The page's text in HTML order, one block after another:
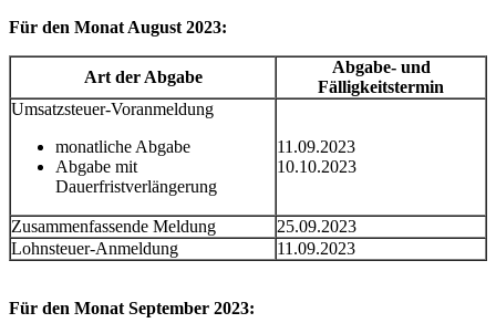
Für den Monat August 2023:
Art der Abgabe
Abgabe- und
Fälligkeitstermin
Umsatzsteuer-Voranmeldung
monatliche Abgabe
Abgabe mit
Dauerfristverlängerung
11.09.2023
10.10.2023
Zusammenfassende Meldung
25.09.2023
Lohnsteuer-Anmeldung
11.09.2023
Für den Monat September 2023: